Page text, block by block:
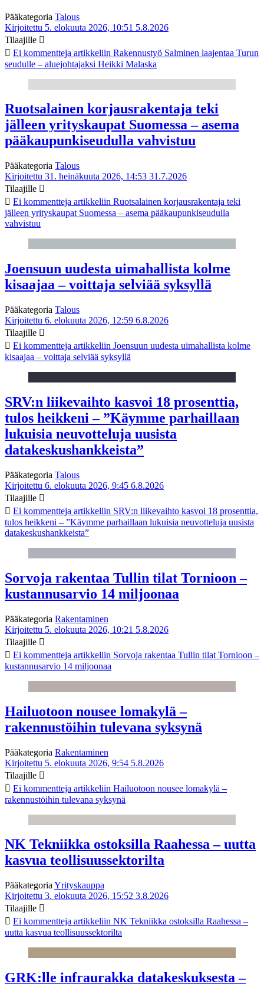
Pääkategoria Talous
Kirjoitettu 5. elokuuta 2026, 10:51 5.8.2026
Tilaajille
Ei kommentteja artikkeliin Rakennustyö Salminen laajentaa Turun
seudulle – aluejohtajaksi Heikki Malaska
Ruotsalainen korjausrakentaja teki
jälleen yrityskaupat Suomessa – asema
pääkaupunkiseudulla vahvistuu
Pääkategoria Talous
Kirjoitettu 31. heinäkuuta 2026, 14:53 31.7.2026
Tilaajille
Ei kommentteja artikkeliin Ruotsalainen korjausrakentaja teki
jälleen yrityskaupat Suomessa – asema pääkaupunkiseudulla
vahvistuu
Joensuun uudesta uimahallista kolme
kisaajaa – voittaja selviää syksyllä
Pääkategoria Talous
Kirjoitettu 6. elokuuta 2026, 12:59 6.8.2026
Tilaajille
Ei kommentteja artikkeliin Joensuun uudesta uimahallista kolme
kisaajaa – voittaja selviää syksyllä
SRV:n liikevaihto kasvoi 18 prosenttia,
tulos heikkeni – ”Käymme parhaillaan
lukuisia neuvotteluja uusista
datakeskushankkeista”
Pääkategoria Talous
Kirjoitettu 6. elokuuta 2026, 9:45 6.8.2026
Tilaajille
Ei kommentteja artikkeliin SRV:n liikevaihto kasvoi 18 prosenttia,
tulos heikkeni – ”Käymme parhaillaan lukuisia neuvotteluja uusista
datakeskushankkeista”
Sorvoja rakentaa Tullin tilat Tornioon –
kustannusarvio 14 miljoonaa
Pääkategoria Rakentaminen
Kirjoitettu 5. elokuuta 2026, 10:21 5.8.2026
Tilaajille
Ei kommentteja artikkeliin Sorvoja rakentaa Tullin tilat Tornioon –
kustannusarvio 14 miljoonaa
Hailuotoon nousee lomakylä –
rakennustöihin tulevana syksynä
Pääkategoria Rakentaminen
Kirjoitettu 5. elokuuta 2026, 9:54 5.8.2026
Tilaajille
Ei kommentteja artikkeliin Hailuotoon nousee lomakylä –
rakennustöihin tulevana syksynä
NK Tekniikka ostoksilla Raahessa – uutta
kasvua teollisuussektorilta
Pääkategoria Yrityskauppa
Kirjoitettu 3. elokuuta 2026, 15:52 3.8.2026
Tilaajille
Ei kommentteja artikkeliin NK Tekniikka ostoksilla Raahessa –
uutta kasvua teollisuussektorilta
GRK:lle infraurakka datakeskuksesta –